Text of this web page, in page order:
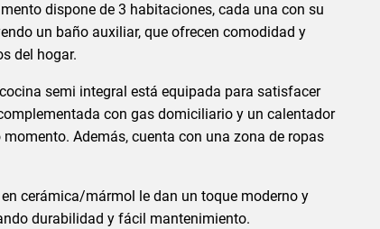
dispone de 3 habitaciones, cada una con su
un baño auxiliar, que ofrecen comodidad y
del hogar.
semi integral está equipada para satisfacer
con gas domiciliario y un calentador
Además, cuenta con una zona de ropas
cerámica/mármol le dan un toque moderno y
durabilidad y fácil mantenimiento.